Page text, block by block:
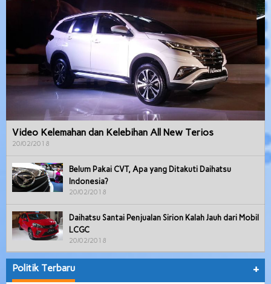
Video Kelemahan dan Kelebihan All New Terios
20/02/2018
Belum Pakai CVT, Apa yang Ditakuti Daihatsu
Indonesia?
20/02/2018
Daihatsu Santai Penjualan Sirion Kalah Jauh dari Mobil
LCGC
20/02/2018
Politik Terbaru +